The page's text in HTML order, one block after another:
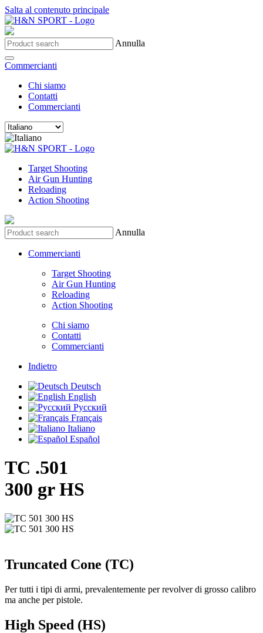
Salta al contenuto principale
Annulla
Commercianti
Chi siamo
Contatti
Commercianti
Target Shooting
Air Gun Hunting
Reloading
Action Shooting
Annulla
Commercianti
Target Shooting
Air Gun Hunting
Reloading
Action Shooting
Chi siamo
Contatti
Commercianti
Indietro
Deutsch
English
Русский
Français
Italiano
Español
TC .501
300 gr HS
Truncated Cone (TC)
Per tutti i tipi di armi, prevalentemente per revolver di grosso calibro
ma anche per pistole.
High Speed (HS)